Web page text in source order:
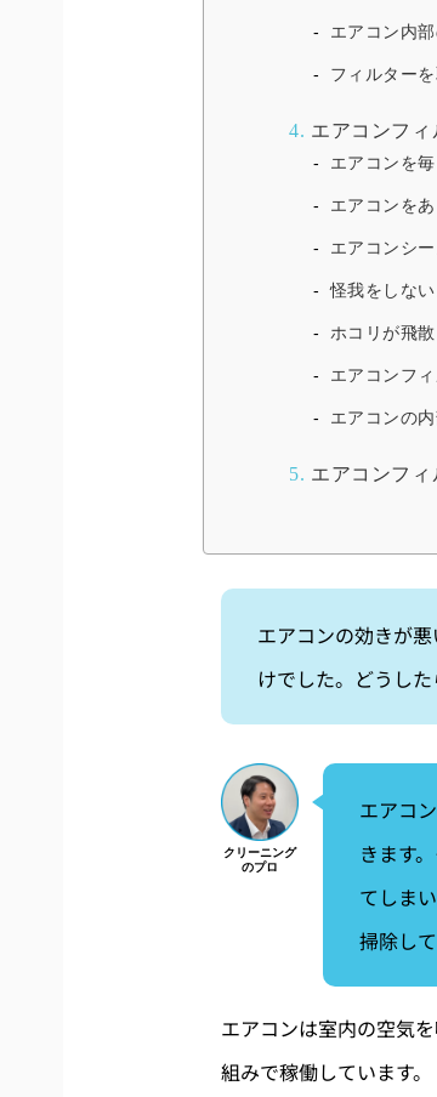
エアコン内
フィルター
4. エアコンフ
エアコンを
エアコンを
エアコンシ
怪我をしな
ホコリが飛
エアコンフ
エアコンの
5. エアコンフ
エアコンの効きが
けでした。どうし
エアコ
きます
てしま
掃除し
エアコンは室内の空気
組みで稼働しています。